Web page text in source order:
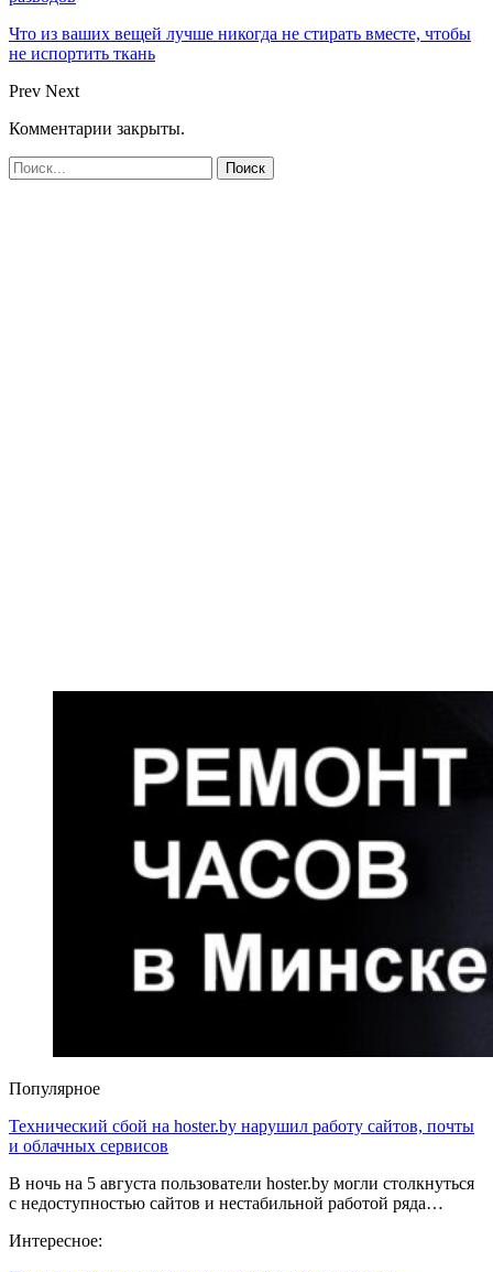
Что из ваших вещей лучше никогда не стирать вместе, чтобы
не испортить ткань
Prev Next
Комментарии закрыты.
Популярное
Технический сбой на hoster.by нарушил работу сайтов, почты
и облачных сервисов
В ночь на 5 августа пользователи hoster.by могли столкнуться
с недоступностью сайтов и нестабильной работой ряда…
Интересное: